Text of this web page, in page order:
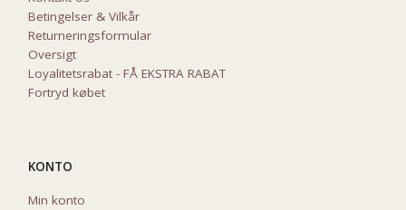
Betingelser & Vilkår
Returneringsformular
Oversigt
Loyalitetsrabat - FÅ EKSTRA RABAT
Fortryd købet
KONTO
Min konto